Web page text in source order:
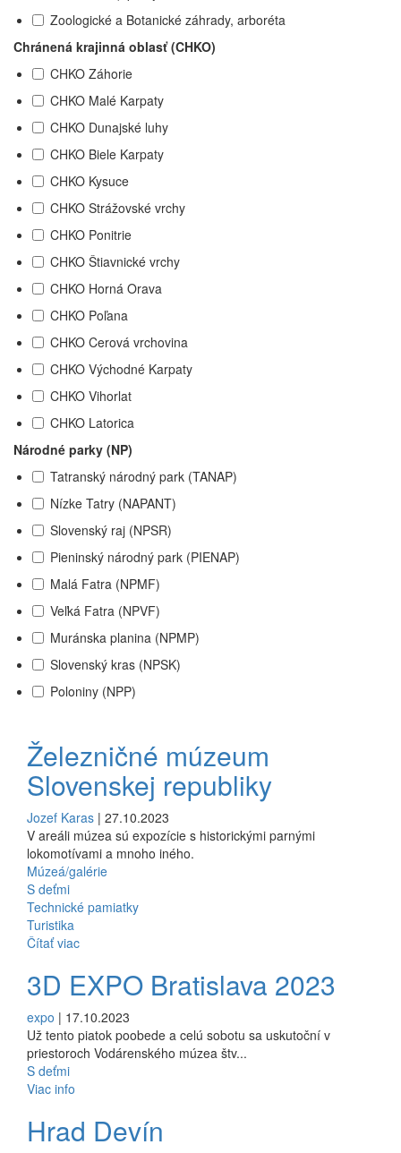
Zoologické a Botanické záhrady, arboréta
Chránená krajinná oblasť (CHKO)
CHKO Záhorie
CHKO Malé Karpaty
CHKO Dunajské luhy
CHKO Biele Karpaty
CHKO Kysuce
CHKO Strážovské vrchy
CHKO Ponitrie
CHKO Štiavnické vrchy
CHKO Horná Orava
CHKO Poľana
CHKO Cerová vrchovina
CHKO Východné Karpaty
CHKO Vihorlat
CHKO Latorica
Národné parky (NP)
Tatranský národný park (TANAP)
Nízke Tatry (NAPANT)
Slovenský raj (NPSR)
Pieninský národný park (PIENAP)
Malá Fatra (NPMF)
Veľká Fatra (NPVF)
Muránska planina (NPMP)
Slovenský kras (NPSK)
Poloniny (NPP)
Železničné múzeum
Slovenskej republiky
Jozef Karas | 27.10.2023
V areáli múzea sú expozície s historickými parnými
lokomotívami a mnoho iného.
Múzeá/galérie
S deťmi
Technické pamiatky
Turistika
Čítať viac
3D EXPO Bratislava 2023
expo | 17.10.2023
Už tento piatok poobede a celú sobotu sa uskutoční v
priestoroch Vodárenského múzea štv...
S deťmi
Viac info
Hrad Devín